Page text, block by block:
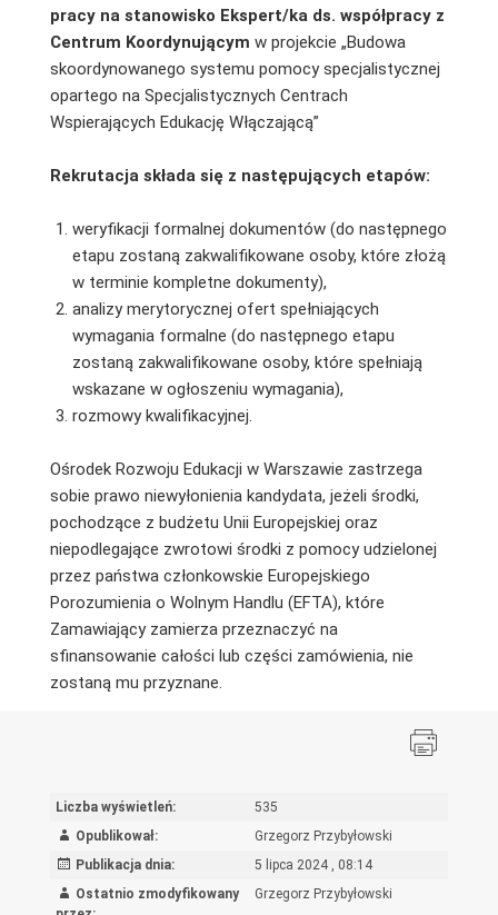
pracy na stanowisko Ekspert/ka ds. współpracy z
Centrum Koordynującym w projekcie „Budowa
skoordynowanego systemu pomocy specjalistycznej
opartego na Specjalistycznych Centrach
Wspierających Edukację Włączającą”
Rekrutacja składa się z następujących etapów:
weryfikacji formalnej dokumentów (do następnego
etapu zostaną zakwalifikowane osoby, które złożą
w terminie kompletne dokumenty),
analizy merytorycznej ofert spełniających
wymagania formalne (do następnego etapu
zostaną zakwalifikowane osoby, które spełniają
wskazane w ogłoszeniu wymagania),
rozmowy kwalifikacyjnej.
Ośrodek Rozwoju Edukacji w Warszawie zastrzega
sobie prawo niewyłonienia kandydata, jeżeli środki,
pochodzące z budżetu Unii Europejskiej oraz
niepodlegające zwrotowi środki z pomocy udzielonej
przez państwa członkowskie Europejskiego
Porozumienia o Wolnym Handlu (EFTA), które
Zamawiający zamierza przeznaczyć na
sfinansowanie całości lub części zamówienia, nie
zostaną mu przyznane.
Liczba wyświetleń:
535
Opublikował:
Grzegorz Przybyłowski
Publikacja dnia:
5 lipca 2024 , 08:14
Ostatnio zmodyfikowany
Grzegorz Przybyłowski